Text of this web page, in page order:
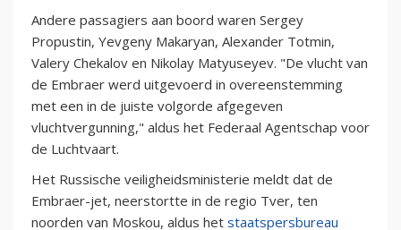
Andere passagiers aan boord waren Sergey
Propustin, Yevgeny Makaryan, Alexander Totmin,
Valery Chekalov en Nikolay Matyuseyev. "De vlucht van
de Embraer werd uitgevoerd in overeenstemming
met een in de juiste volgorde afgegeven
vluchtvergunning," aldus het Federaal Agentschap voor
de Luchtvaart.
Het Russische veiligheidsministerie meldt dat de
Embraer-jet, neerstortte in de regio Tver, ten
noorden van Moskou, aldus het staatspersbureau